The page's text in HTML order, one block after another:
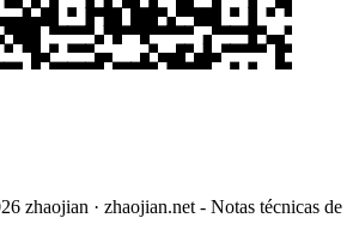
zhaojian · zhaojian.net - Notas técnicas de